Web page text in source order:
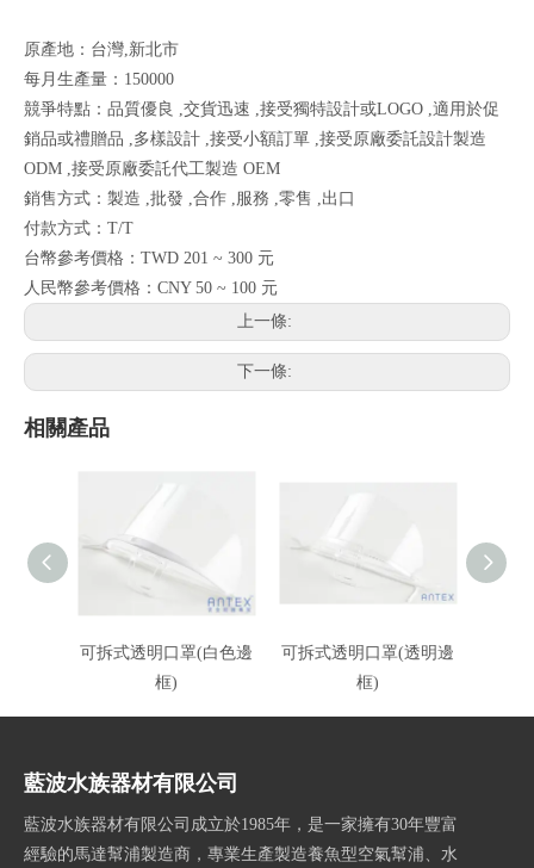
原產地：台灣,新北市
每月生產量：150000
競爭特點：品質優良 ,交貨迅速 ,接受獨特設計或LOGO ,適用於促
銷品或禮贈品 ,多樣設計 ,接受小額訂單 ,接受原廠委託設計製造
ODM ,接受原廠委託代工製造 OEM
銷售方式：製造 ,批發 ,合作 ,服務 ,零售 ,出口
付款方式：T/T
台幣參考價格：TWD 201 ~ 300 元
人民幣參考價格：CNY 50 ~ 100 元
上一條:
下一條:
相關產品
可拆式透明口罩(白色邊
框)
可拆式透明口罩(透明邊
框)
藍波水族器材有限公司
藍波水族器材有限公司成立於1985年，是一家擁有30年豐富
經驗的馬達幫浦製造商，專業生產製造養魚型空氣幫浦、水